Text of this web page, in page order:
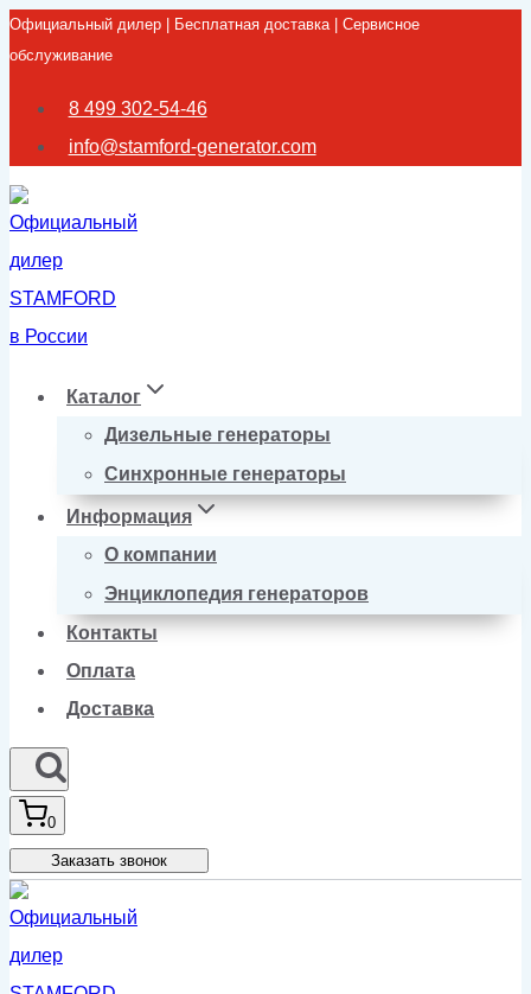
Перейти
к
содержимому
Официальный дилер | Бесплатная доставка | Сервисное
обслуживание
8 499 302-54-46
info@stamford-generator.com
Каталог
Дизельные генераторы
Синхронные генераторы
Информация
О компании
Энциклопедия генераторов
Контакты
Оплата
Доставка
0
Заказать звонок